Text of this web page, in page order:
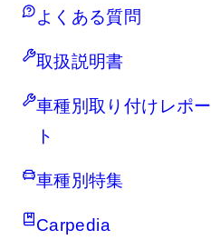
よくある質問
取扱説明書
車種別取り付けレポー
ト
車種別特集
Carpedia